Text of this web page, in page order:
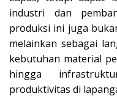
industri dan
produksi ini juga
melainkan sebagai
kebutuhan material
hingga
produktivitas di